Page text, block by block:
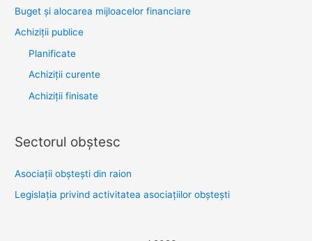
Buget și alocarea mijloacelor financiare
Achiziţii publice
Planificate
Achiziții curente
Achiziții finisate
Sectorul obştesc
Asociaţii obşteşti din raion
Legislaţia privind activitatea asociaţiilor obşteşti